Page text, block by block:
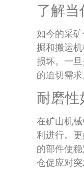
了解当
如今的采
掘和搬运
损坏。一
的迫切需求
耐磨性
在矿山机
利进行。
的部件使
仓促应对